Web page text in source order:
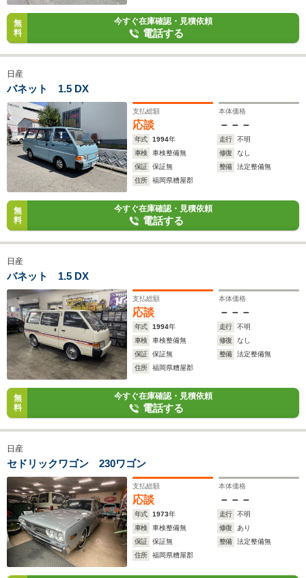
無
料
今すぐ在庫確認・見積依頼
電話する
日産
バネット 1.5 DX
支払総額
応談
本体価格
－－－
年式 1994年 走行
不明
車検
車検整備無 修復
なし
保証
保証無 整備
法定整備無
住所
福岡県糟屋郡
無
料
今すぐ在庫確認・見積依頼
電話する
日産
バネット 1.5 DX
支払総額
応談
本体価格
－－－
年式 1994年 走行
不明
車検
車検整備無 修復
なし
保証
保証無 整備
法定整備無
住所
福岡県糟屋郡
無
料
今すぐ在庫確認・見積依頼
電話する
日産
セドリックワゴン 230ワゴン
支払総額
応談
本体価格
－－－
年式 1973年 走行
不明
車検
車検整備無 修復
あり
保証
保証無 整備
法定整備無
住所
福岡県糟屋郡